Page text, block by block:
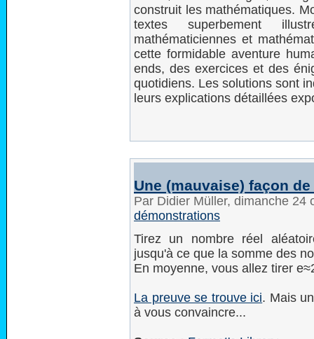
construit les mathématiques.
textes superbement
mathématiciennes et
cette formidable aventure
ends, des exercices et des
quotidiens. Les solutions sont
leurs explications détaillées
Une (mauvaise) façon
Par Didier Müller, dimanche
démonstrations
Tirez un nombre réel
jusqu'à ce que la somme des
En moyenne, vous allez tirer
La preuve se trouve ici. Mais
à vous convaincre...